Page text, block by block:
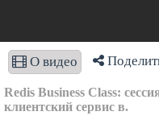
О видео
Redis Business Class:
клиентский сервис в.